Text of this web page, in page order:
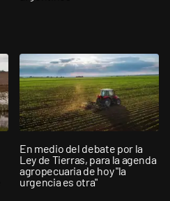
En medio del debate por la
Ley de Tierras, para la agenda
agropecuaria de hoy "la
urgencia es otra"